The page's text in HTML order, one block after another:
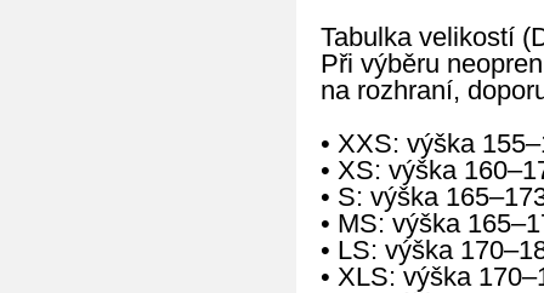
Tabulka velikostí
Při výběru
na rozhraní,
• XXS: výška
• XS: výška
• S: výška
• MS: výška
• LS: výška
• XLS: výška